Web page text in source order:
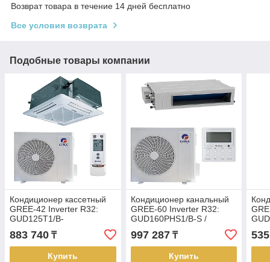
Возврат товара в течение 14 дней бесплатно
Все условия возврата
Подобные товары компании
Кондиционер кассетный
GREE-42 Inverter R32:
GUD125T1/B-
S/GUD125W1/NhB-S (без
соединительной
инсталляции)
883 740 ₸
Купить
Кондиционер канальный
GREE-60 Inverter R32:
GUD160PHS1/B-S /
GUD160W1/NhB-S (без
соединительной
инсталляции)
997 287₸
Купить